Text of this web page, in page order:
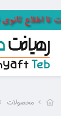
محصولات